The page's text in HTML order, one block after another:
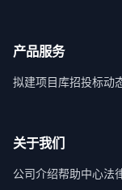
产品服务
拟建项目库招投标动
关于我们
公司介绍帮助中心法